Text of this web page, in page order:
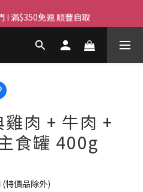
I 滿$350免運 順豐自取
I 滿$350免運 順豐自取
: 96659399
滿$350免運 順豐自取
肉 + 牛肉 +
食罐 400g
特價品除外)